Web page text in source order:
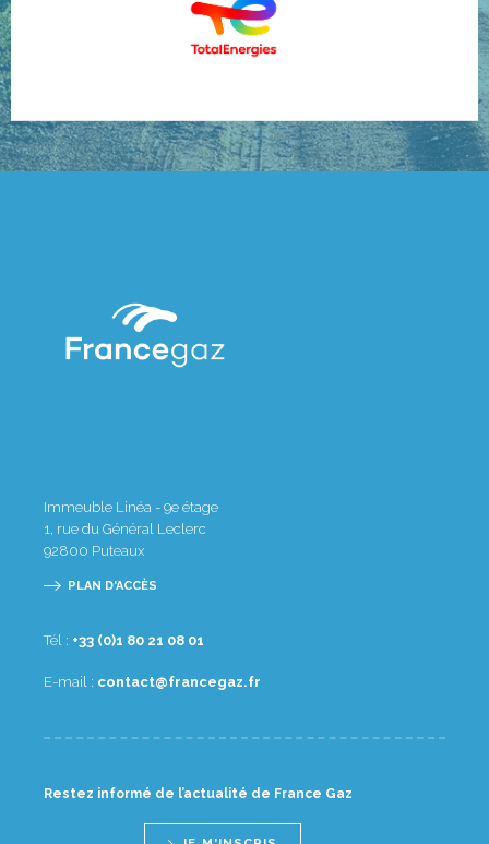
Immeuble Linéa - 9e étage
1, rue du Général Leclerc
92800 Puteaux
PLAN D'ACCÈS
Tél : 10 80 12 08 1(0) 33+
E-mail : rf.zagecnarf@tcatnoc
Restez informé de l’actualité de France Gaz